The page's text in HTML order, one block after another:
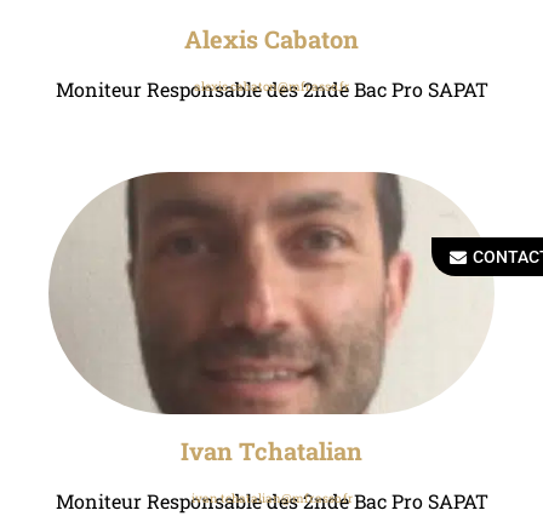
Alexis Cabaton
Moniteur Responsable des 2nde Bac Pro SAPAT
alexis.cabaton@mfr.asso.fr
Ivan Tchatalian
Moniteur Responsable des 2nde Bac Pro SAPAT
ivan.tchatalian@mfr.asso.fr